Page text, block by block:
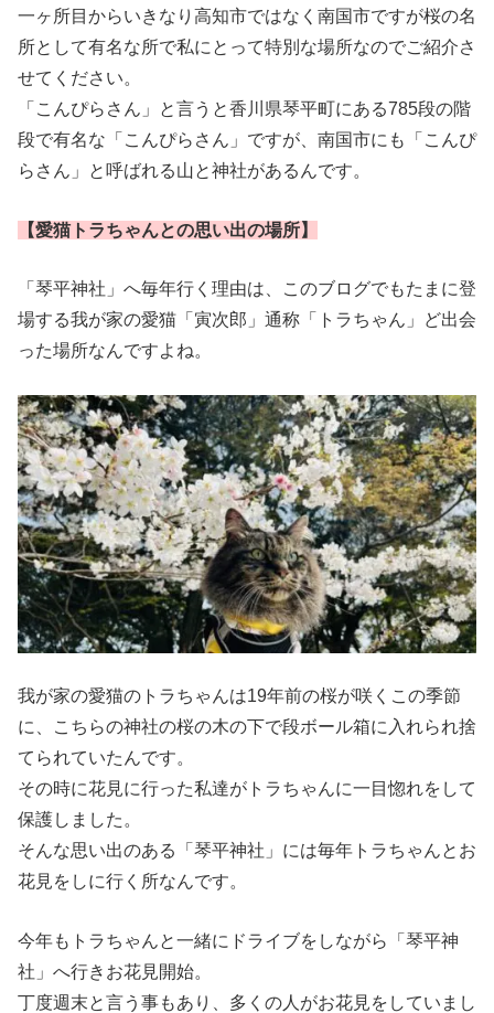
一ヶ所目からいきなり高知市ではなく南国市ですが桜の名
所として有名な所で私にとって特別な場所なのでご紹介さ
せてください。
「こんぴらさん」と言うと香川県琴平町にある785段の階
段で有名な「こんぴらさん」ですが、南国市にも「こんぴ
らさん」と呼ばれる山と神社があるんです。
【愛猫トラちゃんとの思い出の場所】
「琴平神社」へ毎年行く理由は、このブログでもたまに登
場する我が家の愛猫「寅次郎」通称「トラちゃん」ど出会
った場所なんですよね。
我が家の愛猫のトラちゃんは19年前の桜が咲くこの季節
に、こちらの神社の桜の木の下で段ボール箱に入れられ捨
てられていたんです。
その時に花見に行った私達がトラちゃんに一目惚れをして
保護しました。
そんな思い出のある「琴平神社」には毎年トラちゃんとお
花見をしに行く所なんです。
今年もトラちゃんと一緒にドライブをしながら「琴平神
社」へ行きお花見開始。
丁度週末と言う事もあり、多くの人がお花見をしていまし